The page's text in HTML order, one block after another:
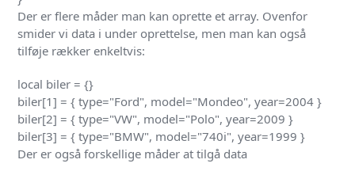
Der er flere måder man kan oprette et array. Ovenfor
smider vi data i under oprettelse, men man kan også
tilføje rækker enkeltvis:
local biler = {}
biler[1] = { type="Ford", model="Mondeo", year=2004 }
biler[2] = { type="VW", model="Polo", year=2009 }
Der er også forskellige måder at tilgå data